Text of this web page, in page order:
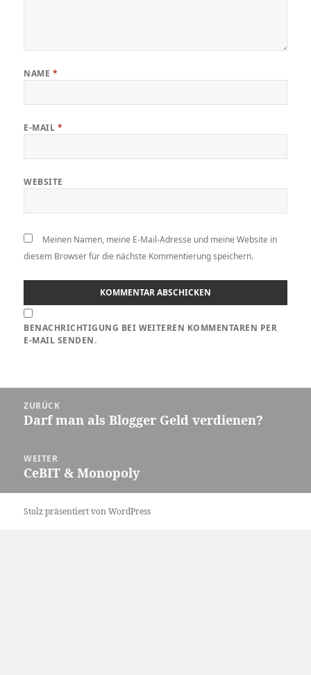
NAME *
E-MAIL *
WEBSITE
Meinen Namen, meine E-Mail-Adresse und meine Website in
diesem Browser für die nächste Kommentierung speichern.
BENACHRICHTIGUNG BEI WEITEREN KOMMENTAREN PER
E-MAIL SENDEN.
Navigation
ZURÜCK
Vorheriger
Darf man als Blogger Geld verdienen?
WEITER
Nächster
CeBIT & Monopoly
Stolz präsentiert von WordPress